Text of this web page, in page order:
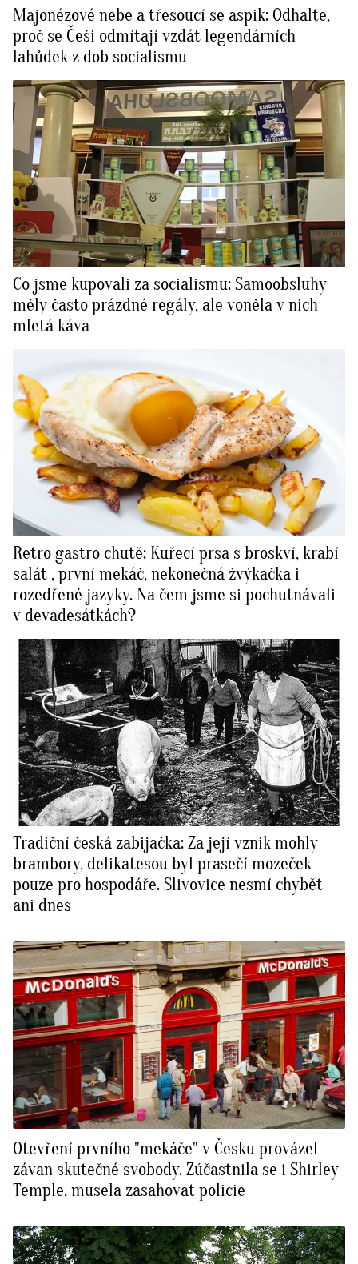
Majonézové nebe a třesoucí se aspik: Odhalte,
proč se Češi odmítají vzdát legendárních
lahůdek z dob socialismu
Co jsme kupovali za socialismu: Samoobsluhy
měly často prázdné regály, ale voněla v nich
mletá káva
Retro gastro chutě: Kuřecí prsa s broskví, krabí
salát , první mekáč, nekonečná žvýkačka i
rozedřené jazyky. Na čem jsme si pochutnávali
v devadesátkách?
Tradiční česká zabijačka: Za její vznik mohly
brambory, delikatesou byl prasečí mozeček
pouze pro hospodáře. Slivovice nesmí chybět
ani dnes
Otevření prvního "mekáče" v Česku provázel
závan skutečné svobody. Zúčastnila se i Shirley
Temple, musela zasahovat policie